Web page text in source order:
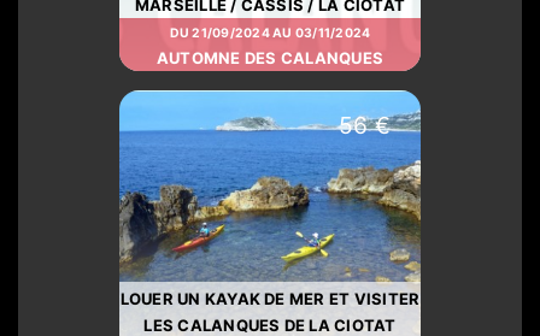
MARSEILLE / CASSIS / LA CIOTAT
DU 21/09/2024 AU 03/11/2024
AUTOMNE DES CALANQUES
56 €
LOUER UN KAYAK DE MER ET VISITER
LES CALANQUES DE LA CIOTAT